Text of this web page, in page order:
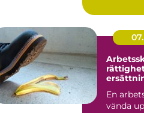
enklare....
En
vända